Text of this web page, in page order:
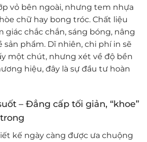
vỏ bên ngoài, nhưng tem nhựa
chữ hay bong tróc. Chất liệu
giác chắc chắn, sáng bóng, nâng
phẩm. Dĩ nhiên, chi phí in sẽ
một chút, nhưng xét về độ bền
hiệu, đây là sự đầu tư hoàn
– Đẳng cấp tối giản, “khoe”
kế ngày càng được ưa chuộng